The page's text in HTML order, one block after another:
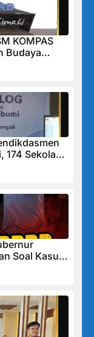
KOMPAS
Budaya
Sekarang!
174 Sekolah
Soal Kasus